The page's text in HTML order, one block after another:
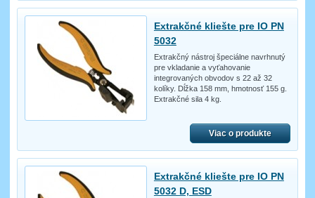
Extrakčné kliešte pre IO PN
5032
Extrakčný nástroj špeciálne navrhnutý
pre vkladanie a vyťahovanie
integrovaných obvodov s 22 až 32
kolíky. Dĺžka 158 mm, hmotnosť 155 g.
Extrakčné sila 4 kg.
Viac o produkte
Extrakčné kliešte pre IO PN
5032 D, ESD